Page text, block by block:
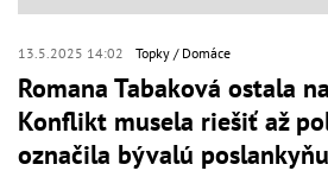
13.5.2025 14:02 Topky Domáce
Romana Tabaková ostala
Konflikt musela riešiť až
označila bývalú